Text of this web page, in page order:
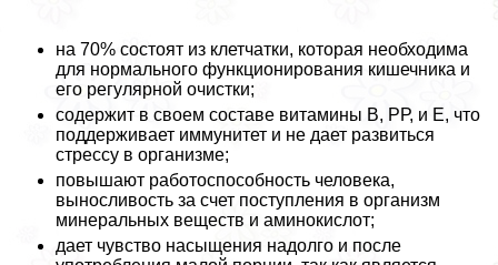
на 70% состоят из клетчатки, которая необходима
для нормального функционирования кишечника и
его регулярной очистки;
содержит в своем составе витамины В, РР, и Е, что
поддерживает иммунитет и не дает развиться
стрессу в организме;
повышают работоспособность человека,
выносливость за счет поступления в организм
минеральных веществ и аминокислот;
дает чувство насыщения надолго и после